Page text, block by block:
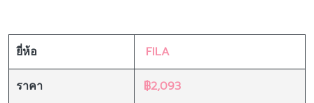
ยี่ห้อ FILA
ราคา ฿2,093